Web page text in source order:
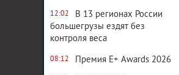
12:02
В 13 регионах России
большегрузы ездят без
контроля веса
08:12 Премия E+ Awards 2026